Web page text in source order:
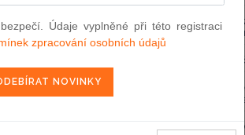
března 2013 — Brune v. Komise
na seznam uchazečů vhodných k
vznesená proti rozhodnutí o
Výpověď
Nová
Změna
Černé
Údaje vyplněné při této registraci
zpracování osobních údajů